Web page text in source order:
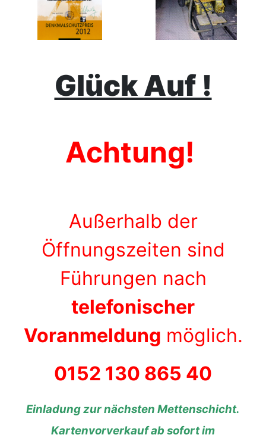
Glück Auf !
Achtung!
Außerhalb der
Öffnungszeiten sind
Führungen nach
telefonischer
Voranmeldung möglich.
0152 130 865 40
Einladung zur nächsten Mettenschicht.
Kartenvorverkauf ab sofort im